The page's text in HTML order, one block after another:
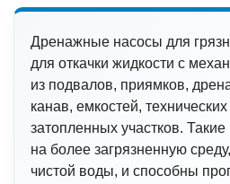
Дренажные насосы для
для откачки жидкости с
из подвалов, приямков,
канав, емкостей,
затопленных участков.
на более загрязненную
чистой воды, и способны